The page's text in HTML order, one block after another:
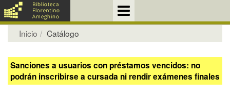
Inicio Catálogo
Sanciones a usuarios con préstamos vencidos: no
podrán inscribirse a cursada ni rendir exámenes finales